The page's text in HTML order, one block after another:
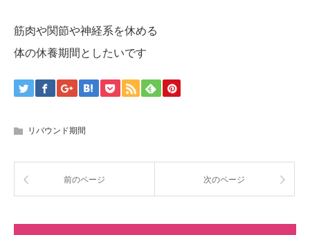
筋肉や関節や神経系を休める
体の休養期間としたいです
リバウンド期間
前のページ 次のページ